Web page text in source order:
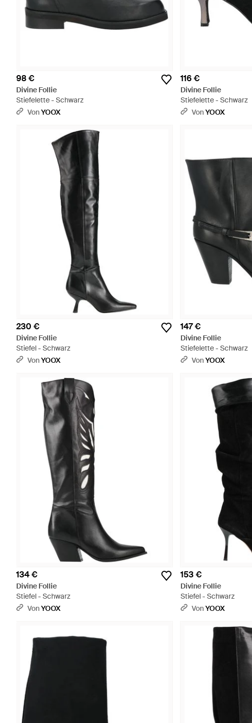
98 €
Divine Follie
Stiefelette - Schwarz
VonYOOX
116 €
Divine Follie
Stiefelette - Schwarz
VonYOOX
230 €
Divine Follie
Stiefel - Schwarz
VonYOOX
147 €
Divine Follie
Stiefelette - Schwarz
VonYOOX
134 €
Divine Follie
Stiefel - Schwarz
VonYOOX
153 €
Divine Follie
Stiefel - Schwarz
VonYOOX